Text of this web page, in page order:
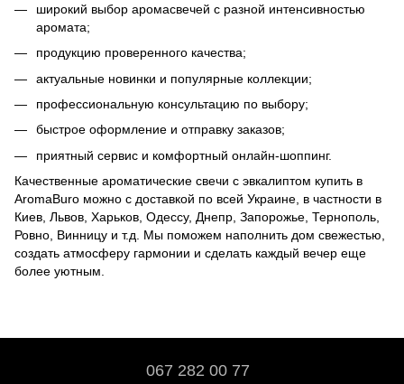
широкий выбор аромасвечей с разной интенсивностью
аромата;
продукцию проверенного качества;
актуальные новинки и популярные коллекции;
профессиональную консультацию по выбору;
быстрое оформление и отправку заказов;
приятный сервис и комфортный онлайн-шоппинг.
Качественные ароматические свечи с эвкалиптом купить в
AromaBuro можно с доставкой по всей Украине, в частности в
Киев, Львов, Харьков, Одессу, Днепр, Запорожье, Тернополь,
Ровно, Винницу и т.д. Мы поможем наполнить дом свежестью,
создать атмосферу гармонии и сделать каждый вечер еще
более уютным.
067 282 00 77